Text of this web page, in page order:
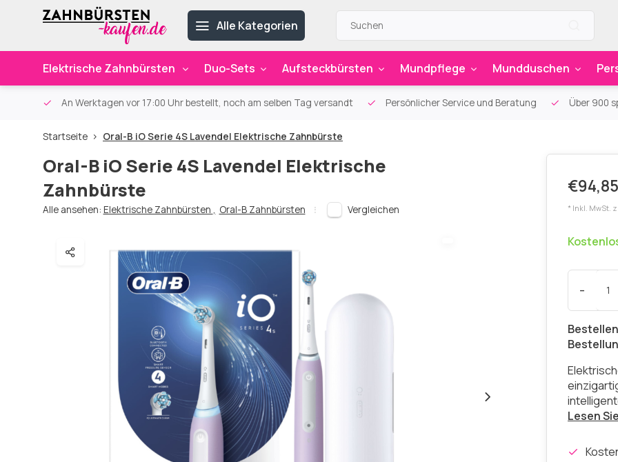
Alle Kategorien
Elektrische Zahnbürsten Duo-Sets Aufsteckbürsten Mundpflege Mundduschen
An Werktagen vor 17:00 Uhr bestellt, noch am selben Tag versandt Persönlicher Service und Beratung Über 900
Startseite Oral-B iO Serie 4S Lavendel Elektrische Zahnbürste
Oral-B iO Serie 4S Lavendel Elektrische
Zahnbürste
Alle ansehen: Elektrische Zahnbürsten Oral-B Zahnbürsten Vergleichen * Inkl. MwSt.
-
Lesen